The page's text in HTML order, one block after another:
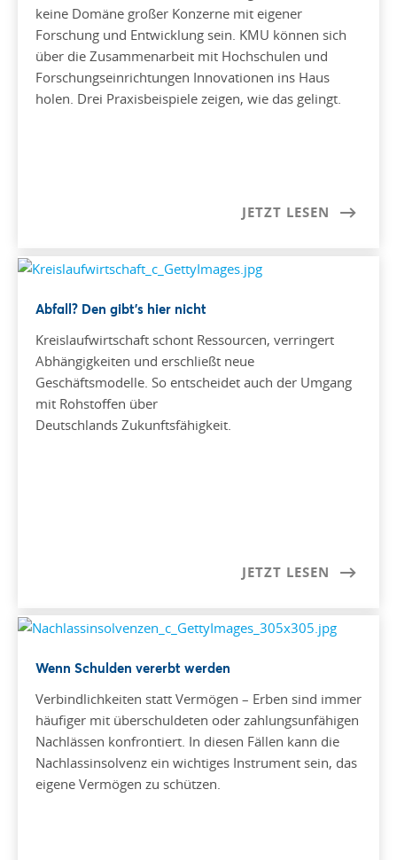
keine Domäne großer Konzerne mit eigener
Forschung und Entwicklung sein. KMU können sich
über die Zusammenarbeit mit Hochschulen und
Forschungseinrichtungen Innovationen ins Haus
holen. Drei Praxisbeispiele zeigen, wie das gelingt.
JETZT LESEN
Abfall? Den gibt’s hier nicht
Kreislaufwirtschaft schont Ressourcen, verringert
Abhängigkeiten und erschließt neue
Geschäftsmodelle. So entscheidet auch der Umgang
mit Rohstoffen über
Deutschlands Zukunftsfähigkeit.
JETZT LESEN
Wenn Schulden vererbt werden
Verbindlichkeiten statt Vermögen – Erben sind immer
häufiger mit überschuldeten oder zahlungsunfähigen
Nachlässen konfrontiert. In diesen Fällen kann die
Nachlassinsolvenz ein wichtiges Instrument sein, das
eigene Vermögen zu schützen.